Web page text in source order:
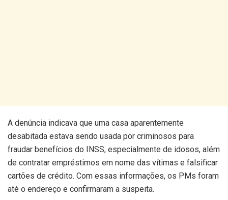
A denúncia indicava que uma casa aparentemente
desabitada estava sendo usada por criminosos para
fraudar benefícios do INSS, especialmente de idosos, além
de contratar empréstimos em nome das vítimas e falsificar
cartões de crédito. Com essas informações, os PMs foram
até o endereço e confirmaram a suspeita.